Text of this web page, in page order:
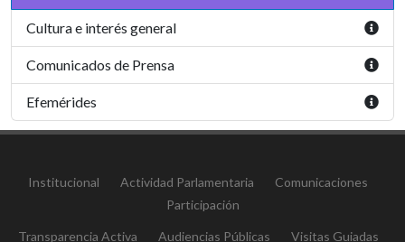
Cultura e interés general
Comunicados de Prensa
Efemérides
Institucional Actividad Parlamentaria
Comunicaciones
Participación
Transparencia Activa Audiencias Públicas
Visitas Guiadas